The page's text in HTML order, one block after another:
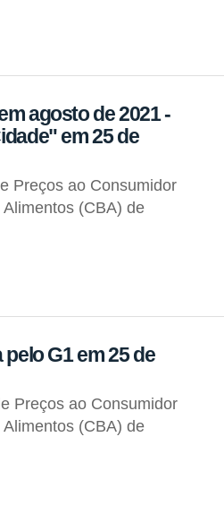
agosto de 2021 -
em 25 de
Preços ao Consumidor
(CBA) de
G1 em 25 de
Preços ao Consumidor
(CBA) de